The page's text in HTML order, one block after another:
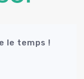
le temps !